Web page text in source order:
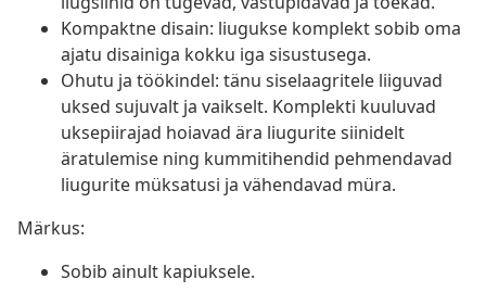
Kompaktne disain: liugukse komplekt sobib oma
ajatu disainiga kokku iga sisustusega.
Ohutu ja töökindel: tänu siselaagritele liiguvad
uksed sujuvalt ja vaikselt. Komplekti kuuluvad
uksepiirajad hoiavad ära liugurite siinidelt
äratulemise ning kummitihendid pehmendavad
liugurite müksatusi ja vähendavad müra.
Märkus:
Sobib ainult kapiuksele.